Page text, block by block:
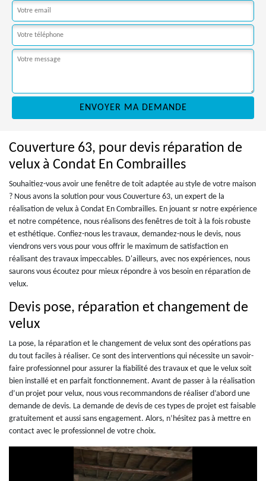
Couverture 63, pour devis réparation de
velux à Condat En Combrailles
Souhaitiez-vous avoir une fenêtre de toit adaptée au style de votre maison
? Nous avons la solution pour vous Couverture 63, un expert de la
réalisation de velux à Condat En Combrailles. En jouant sr notre expérience
et notre compétence, nous réalisons des fenêtres de toit à la fois robuste
et esthétique. Confiez-nous les travaux, demandez-nous le devis, nous
viendrons vers vous pour vous offrir le maximum de satisfaction en
réalisant des travaux impeccables. D'ailleurs, avec nos expériences, nous
saurons vous écoutez pour mieux répondre à vos besoin en réparation de
velux.
Devis pose, réparation et changement de
velux
La pose, la réparation et le changement de velux sont des opérations pas
du tout faciles à réaliser. Ce sont des interventions qui nécessite un savoir-
faire professionnel pour assurer la fiabilité des travaux et que le velux soit
bien installé et en parfait fonctionnement. Avant de passer à la réalisation
d’un projet pour velux, nous vous recommandons de réaliser d’abord une
demande de devis. La demande de devis de ces types de projet est faisable
gratuitement et aussi sans engagement. Alors, n’hésitez pas à mettre en
contact avec le professionnel de votre choix.